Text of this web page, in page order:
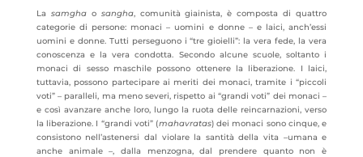
La samghao sangha, comunità giainista, è composta di quattro
categorie di persone: monaci – uomini e donne – e laici, anch’essi
uomini e donne. Tutti perseguono i “tre gioielli”: la vera fede, la vera
conoscenza e la vera condotta. Secondo alcune scuole, soltanto i
monaci di sesso maschile possono ottenere la liberazione. I laici,
tuttavia, possono partecipare ai meriti dei monaci, tramite i “piccoli
voti” – paralleli, ma meno severi, rispetto ai “grandi voti” dei monaci –
e così avanzare anche loro, lungo la ruota delle reincarnazioni, verso
la liberazione. I “grandi voti” (mahavratas) dei monaci sono cinque, e
consistono nell’astenersi dal violare la santità della vita –umana e
anche animale –, dalla menzogna, dal prendere quanto non è